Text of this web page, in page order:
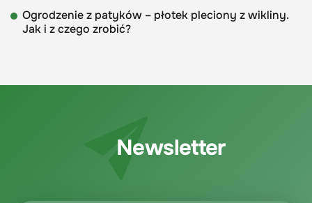
Ogrodzenie z patyków – płotek pleciony z wikliny.
Jak i z czego zrobić?
Newsletter